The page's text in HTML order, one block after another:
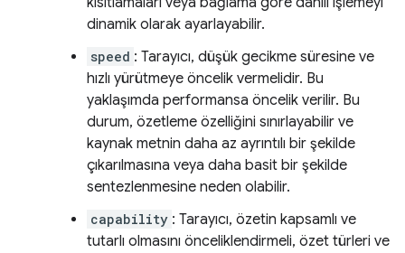
dinamik olarak ayarlayabilir.
speed : Tarayıcı, düşük gecikme süresine ve
hızlı yürütmeye öncelik vermelidir. Bu
yaklaşımda performansa öncelik verilir. Bu
durum, özetleme özelliğini sınırlayabilir ve
kaynak metnin daha az ayrıntılı bir şekilde
çıkarılmasına veya daha basit bir şekilde
sentezlenmesine neden olabilir.
capability : Tarayıcı, özetin kapsamlı ve
tutarlı olmasını önceliklendirmeli, özet türleri ve